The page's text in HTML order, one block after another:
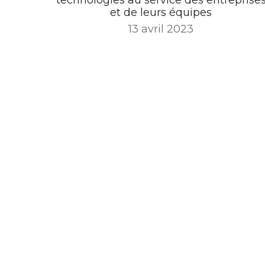
et de leurs équipes
13 avril 2023